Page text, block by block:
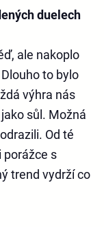
duelech
ale nakoplo
to bylo
výhra nás
sůl. Možná
Od té
porážce s
trend vydrží co